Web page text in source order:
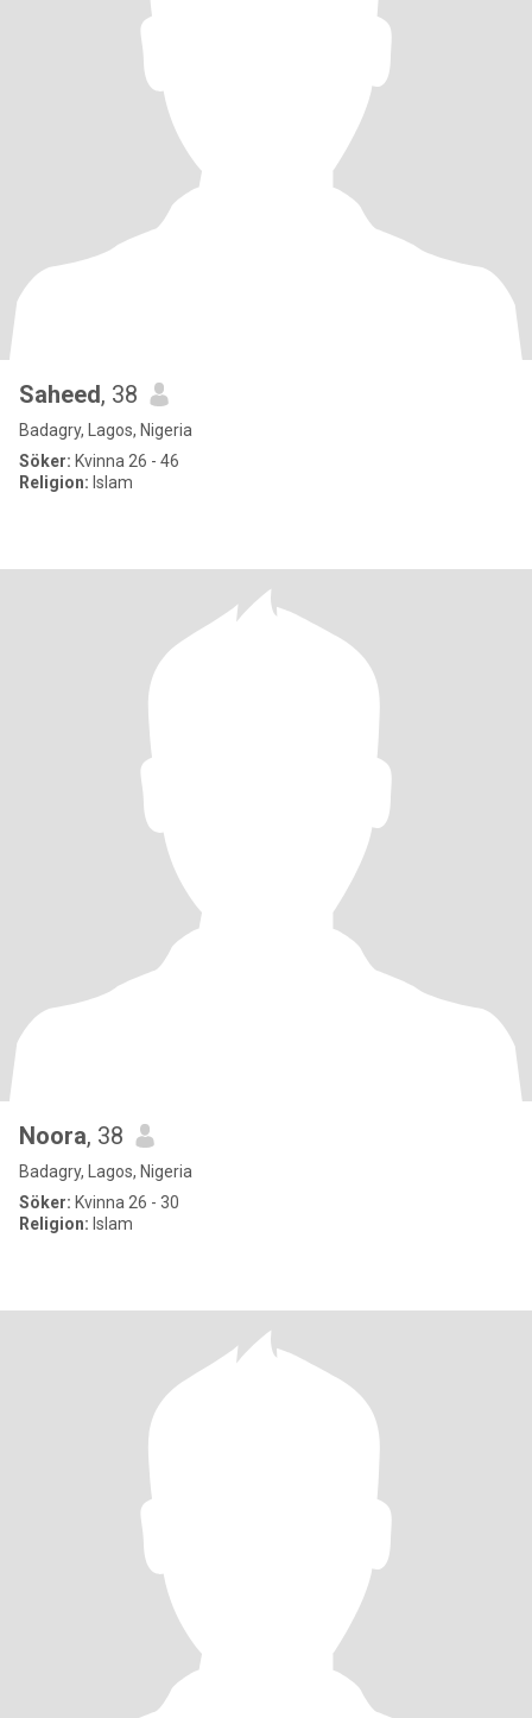
Saheed, 38
Badagry, Lagos, Nigeria
Söker: Kvinna 26 - 46
Religion: Islam
Noora, 38
Badagry, Lagos, Nigeria
Söker: Kvinna 26 - 30
Religion: Islam